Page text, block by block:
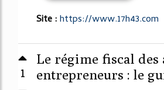
Site :https://www.17h43.com
1
Le régime fiscal des
entrepreneurs : le